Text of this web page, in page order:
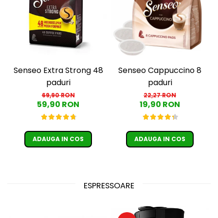
Senseo Extra Strong 48
paduri
69,90 RON
59,90 RON
ADAUGA IN COS
Senseo Cappuccino 8
paduri
22,27 RON
19,90 RON
ADAUGA IN COS
ESPRESSOARE